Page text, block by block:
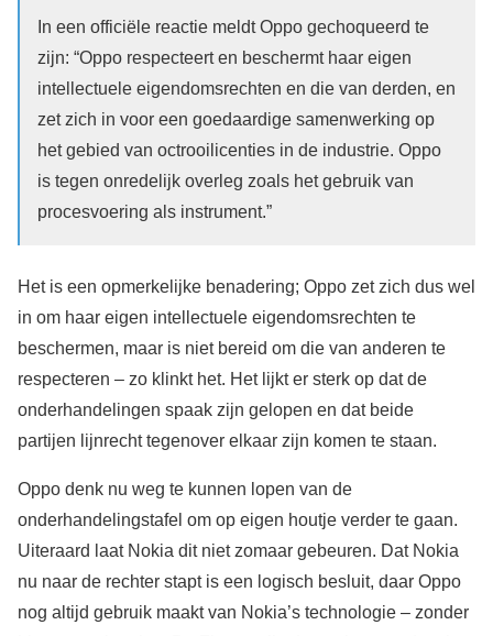
In een officiële reactie meldt Oppo gechoqueerd te
zijn: “Oppo respecteert en beschermt haar eigen
intellectuele eigendomsrechten en die van derden, en
zet zich in voor een goedaardige samenwerking op
het gebied van octrooilicenties in de industrie. Oppo
is tegen onredelijk overleg zoals het gebruik van
procesvoering als instrument.”
Het is een opmerkelijke benadering; Oppo zet zich dus wel
in om haar eigen intellectuele eigendomsrechten te
beschermen, maar is niet bereid om die van anderen te
respecteren – zo klinkt het. Het lijkt er sterk op dat de
onderhandelingen spaak zijn gelopen en dat beide
partijen lijnrecht tegenover elkaar zijn komen te staan.
Oppo denk nu weg te kunnen lopen van de
onderhandelingstafel om op eigen houtje verder te gaan.
Uiteraard laat Nokia dit niet zomaar gebeuren. Dat Nokia
nu naar de rechter stapt is een logisch besluit, daar Oppo
nog altijd gebruik maakt van Nokia’s technologie – zonder